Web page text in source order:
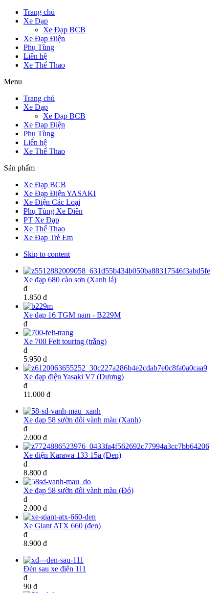
Trang chủ
Xe Đạp
Xe Đạp BCB
Xe Đạp Điện
Phụ Tùng
Liên hệ
Xe Thể Thao
Menu
Trang chủ
Xe Đạp
Xe Đạp BCB
Xe Đạp Điện
Phụ Tùng
Liên hệ
Xe Thể Thao
Sản phẩm
Xe Đạp BCB
Xe Đạp Điện YASAKI
Xe Điện Các Loại
Phụ Tùng Xe Điên
PT Xe Đạp
Xe Thể Thao
Xe Đạp Trẻ Em
Skip to content
Xe đạp 680 cào sơn (Xanh lá)
đ
1.850 đ
Xe đạp 16 TGM nam - B229M
đ
Xe 700 Felt touring (trắng)
đ
5.950 đ
Xe đạp điện Yasaki V7 (Dương)
đ
11.000 đ
Xe đạp 58 sườn đôi vành màu (Xanh)
đ
2.000 đ
Xe điện Karawa 133 15a (Đen)
đ
8.800 đ
Xe đạp 58 sườn đôi vành màu (Đỏ)
đ
2.000 đ
Xe Giant ATX 660 (đen)
đ
8.900 đ
Đèn sau xe điện 111
đ
90 đ